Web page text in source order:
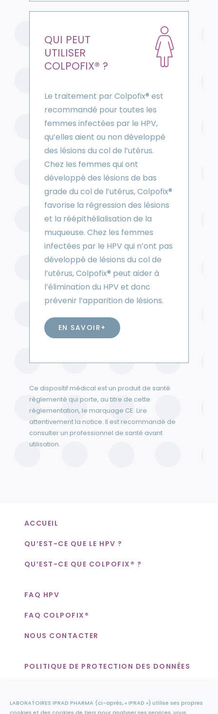
LABORATOIRES IPRAD PHARMA (ci-après, « IPRAD ») utilise ses propres
QUI PEUT
UTILISER
COLPOFIX® ?
Le traitement par Colpofix® est
recommandé pour toutes les
femmes infectées par le HPV,
qu’elles aient ou non développé
des lésions du col de l’utérus.
Chez les femmes qui ont
développé des lésions de bas
grade du col de l’utérus, Colpofix®
favorise la régression des lésions
et la réépithélialisation de la
muqueuse. Chez les femmes
infectées par le HPV qui n’ont pas
développé de lésions du col de
l’utérus, Colpofix® peut aider à
l’élimination du HPV et donc
prévenir l’apparition de lésions.
EN SAVOIR+
Ce dispositif médical est un produit de santé
réglementé qui porte, au titre de cette
réglementation, le marquage CE. Lire
attentivement la notice. Il est recommandé de
consulter un professionnel de santé avant
utilisation.
ACCUEIL
QU’EST-CE QUE LE HPV ?
QU’EST-CE QUE COLPOFIX® ?
FAQ HPV
FAQ COLPOFIX®
NOUS CONTACTER
POLITIQUE DE PROTECTION DES DONNÉES
MENTIONS LÉGALES